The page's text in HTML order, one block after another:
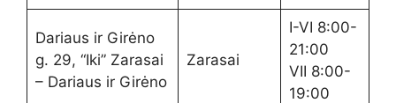
Dariaus ir Girėno
g. 29, “Iki” Zarasai
– Dariaus ir Girėno
Zarasai
I-VI 8:00-
21:00
VII 8:00-
19:00